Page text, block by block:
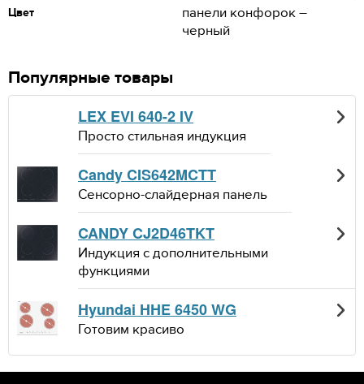
Цвет
панели конфорок –
черный
Популярные товары
LEX EVI 640-2 IV
Просто стильная индукция
Candy CIS642MCTT
Сенсорно-слайдерная панель
CANDY CJ2D46TKT
Индукция с дополнительными
функциями
Hyundai HHE 6450 WG
Готовим красиво